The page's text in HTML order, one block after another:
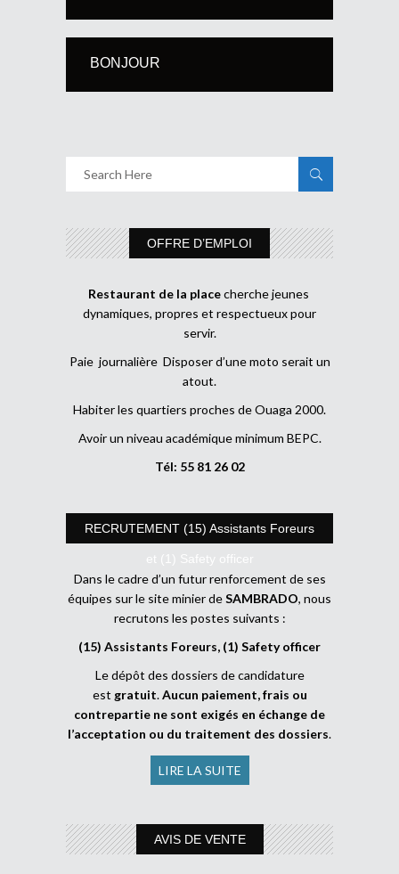
BONJOUR
OFFRE D’EMPLOI
Restaurant de la placecherche jeunes
dynamiques, propres et respectueux pour
servir.
Paie journalière Disposer d’une moto serait un
atout.
Habiter les quartiers proches de Ouaga 2000.
Avoir un niveau académique minimum BEPC.
Tél: 55 81 26 02
RECRUTEMENT (15) Assistants Foreurs
et (1) Safety officer
Dans le cadre d’un futur renforcement de ses
équipes sur le site minier deSAMBRADO, nous
recrutons les postes suivants :
(15) Assistants Foreurs, (1) Safety officer
Le dépôt des dossiers de candidature
est gratuit.Aucun paiement, frais ou
contrepartie ne sont exigés en échange de
l’acceptation ou du traitement des dossiers.
LIRE LA SUITE
AVIS DE VENTE